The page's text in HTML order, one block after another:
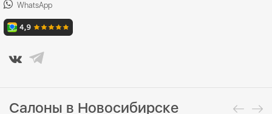
WhatsApp
Салоны в Новосибирске